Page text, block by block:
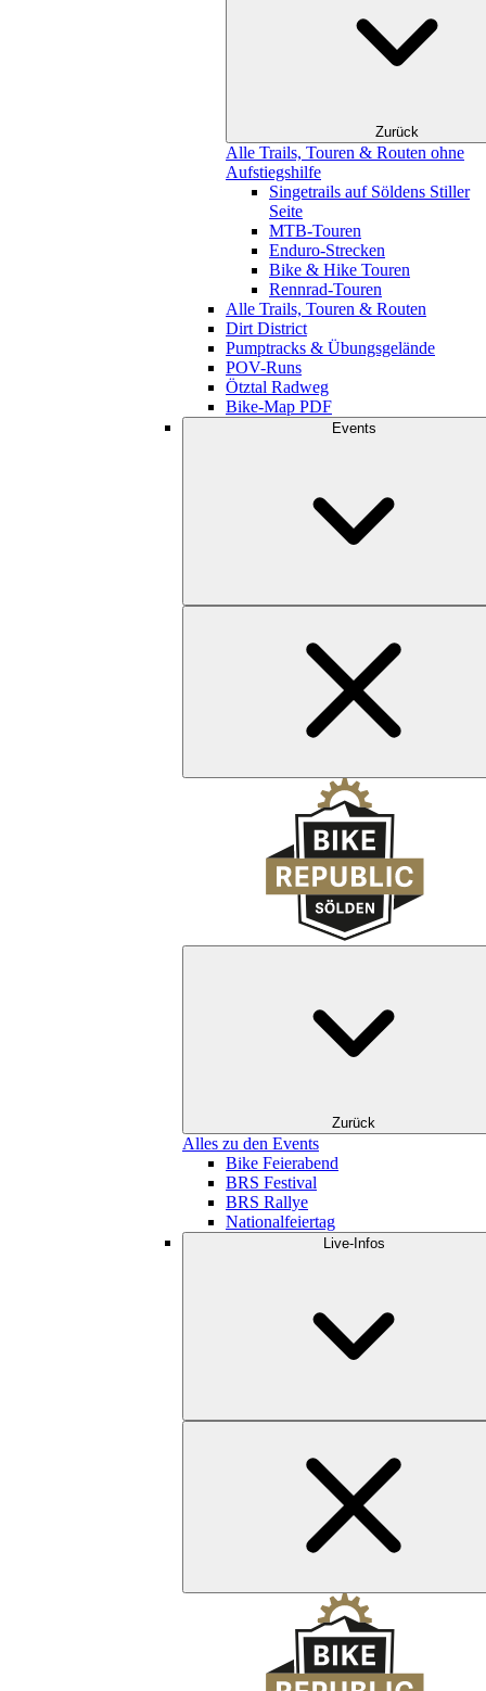
Zurück
Alle Trails, Touren & Routen ohne
Aufstiegshilfe
Singetrails auf Söldens Stiller
Seite
MTB-Touren
Enduro-Strecken
Bike & Hike Touren
Rennrad-Touren
Alle Trails, Touren & Routen
Dirt District
Pumptracks & Übungsgelände
POV-Runs
Ötztal Radweg
Bike-Map PDF
Events
Zurück
Alles zu den Events
Bike Feierabend
BRS Festival
BRS Rallye
Nationalfeiertag
Live-Infos